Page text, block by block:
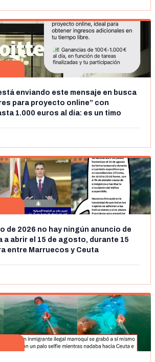
enviando este mensaje en busca
para proyecto online” con
1.000 euros al día: es un timo
de 2026 no hay ningún anuncio de
a abrir el 15 de agosto, durante 15
entre Marruecos y Ceuta